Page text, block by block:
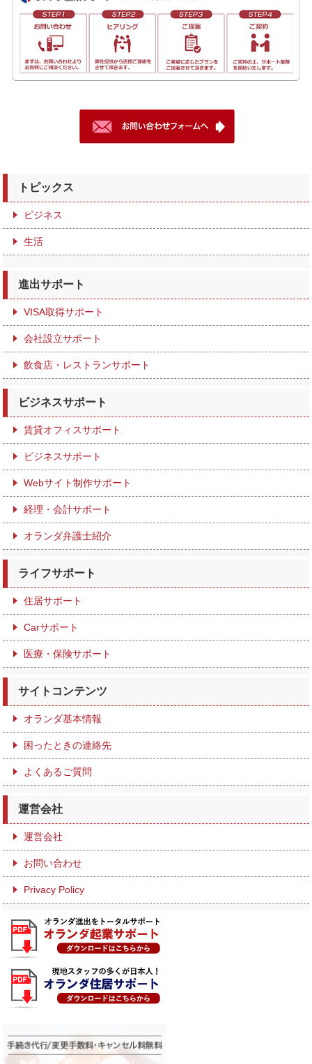
トピックス
ビジネス
生活
進出サポート
VISA取得サポート
会社設立サポート
飲食店・レストランサポート
ビジネスサポート
賃貸オフィスサポート
ビジネスサポート
Webサイト制作サポート
経理・会計サポート
オランダ弁護士紹介
ライフサポート
住居サポート
Carサポート
医療・保険サポート
サイトコンテンツ
オランダ基本情報
困ったときの連絡先
よくあるご質問
運営会社
運営会社
お問い合わせ
Privacy Policy